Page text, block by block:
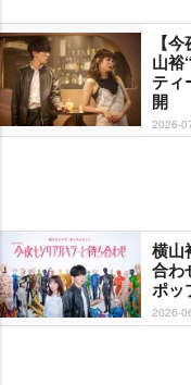
【
山裕
テ
開
2026-
横山
合わ
ポッ
2026-